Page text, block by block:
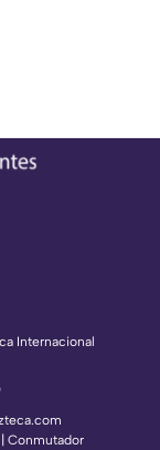
Internacional
Conmutador